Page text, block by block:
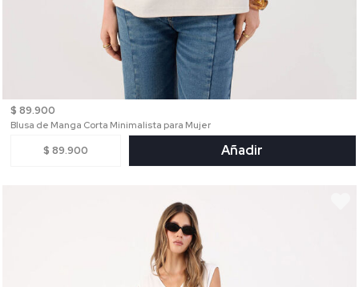
$ 89.900
Blusa de Manga Corta Minimalista para Mujer
$ 89.900 Añadir